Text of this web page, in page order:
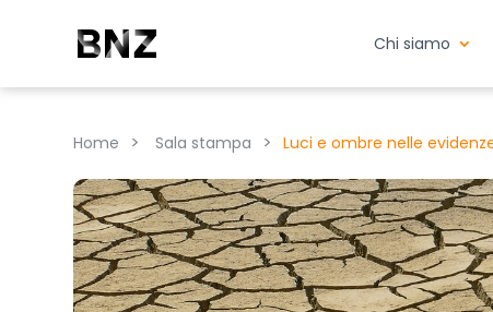
Chi siamo
Home > Sala stampa > Luci e ombre nelle